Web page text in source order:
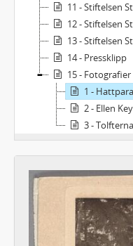
11 - Stiftelsen
12 - Stiftelsen
13 - Stiftelsen
14 - Pressklipp
15 -
1 -
2 - Ellen
3 -